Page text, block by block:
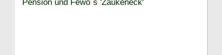
Pension und Fewo`s 'Zaukeneck'